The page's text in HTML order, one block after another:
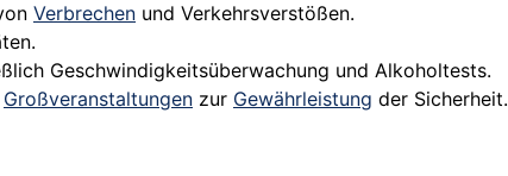
Verbrechen und Verkehrsverstößen.
Geschwindigkeitsüberwachung und Alkoholtests.
Großveranstaltungen zur Gewährleistung der Sicherheit.